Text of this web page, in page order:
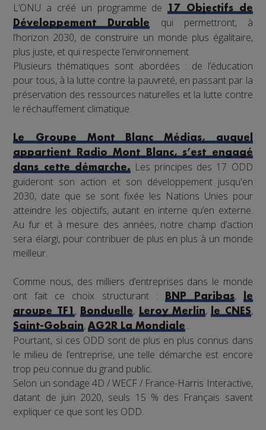
L’ONU a créé un programme de17 Objectifs de
Développement Durable
qui permettront, à
l’horizon 2030, de construire un monde plus égalitaire,
plus juste, et qui respecte l’environnement.
Plusieurs thématiques sont abordées : de l’éducation
pour tous, à la lutte contre la pauvreté, en passant par la
préservation des ressources naturelles et la lutte contre
le réchauffement climatique.
Le Groupe Mont Blanc Médias, auquel
appartient Radio Mont Blanc, s’est engagé
dans cette démarche.Les principes des 17 ODD
guideront son action et son développement jusqu'en
2030, date que se sont fixée les Nations Unies pour
atteindre les objectifs, autant en interne qu’en externe.
Au fur et à mesure des années, notre champ d’action
sera élargi, pour contribuer de plus en plus à un monde
meilleur.
Comme nous, des milliers d’entreprises dans le monde
ont fait ce choix structurant :
BNP Paribas,
le
groupe TF1 , Bonduelle, Leroy Merlin, le CNES,
Saint-Gobain,AG2R La Mondiale...
Pourtant, si ces ODD sont de plus en plus connus dans
le milieu de l’entreprise, une telle démarche est encore
trop peu connue du grand public.
Selon un sondage 4D / WECF / France-Harris Interactive,
datant de juin 2020, seuls 15 % des Français savent
expliquer ce que sont les ODD.